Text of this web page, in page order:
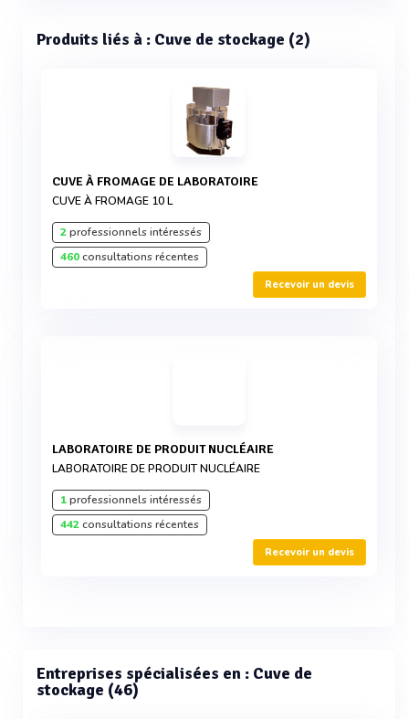
Produits liés à : Cuve de stockage (2)
CUVE À FROMAGE DE LABORATOIRE
CUVE À FROMAGE 10 L
2professionnels intéressés
460consultations récentes
Recevoir un devis
LABORATOIRE DE PRODUIT NUCLÉAIRE
LABORATOIRE DE PRODUIT NUCLÉAIRE
1professionnels intéressés
442consultations récentes
Recevoir un devis
Entreprises spécialisées en : Cuve de
stockage (46)